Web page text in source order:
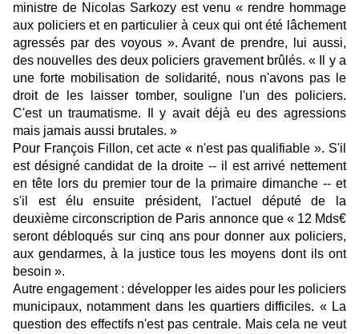
ministre de Nicolas Sarkozy est venu « rendre hommage
aux policiers et en particulier à ceux qui ont été lâchement
agressés par des voyous ». Avant de prendre, lui aussi,
des nouvelles des deux policiers gravement brûlés. « Il y a
une forte mobilisation de solidarité, nous n'avons pas le
droit de les laisser tomber, souligne l'un des policiers.
C'est un traumatisme. Il y avait déjà eu des agressions
mais jamais aussi brutales. »
Pour François Fillon, cet acte « n'est pas qualifiable ». S'il
est désigné candidat de la droite -- il est arrivé nettement
en tête lors du premier tour de la primaire dimanche -- et
s'il est élu ensuite président, l'actuel député de la
deuxième circonscription de Paris annonce que « 12 Mds€
seront débloqués sur cinq ans pour donner aux policiers,
aux gendarmes, à la justice tous les moyens dont ils ont
besoin ».
Autre engagement : développer les aides pour les policiers
municipaux, notamment dans les quartiers difficiles. « La
question des effectifs n'est pas centrale. Mais cela ne veut